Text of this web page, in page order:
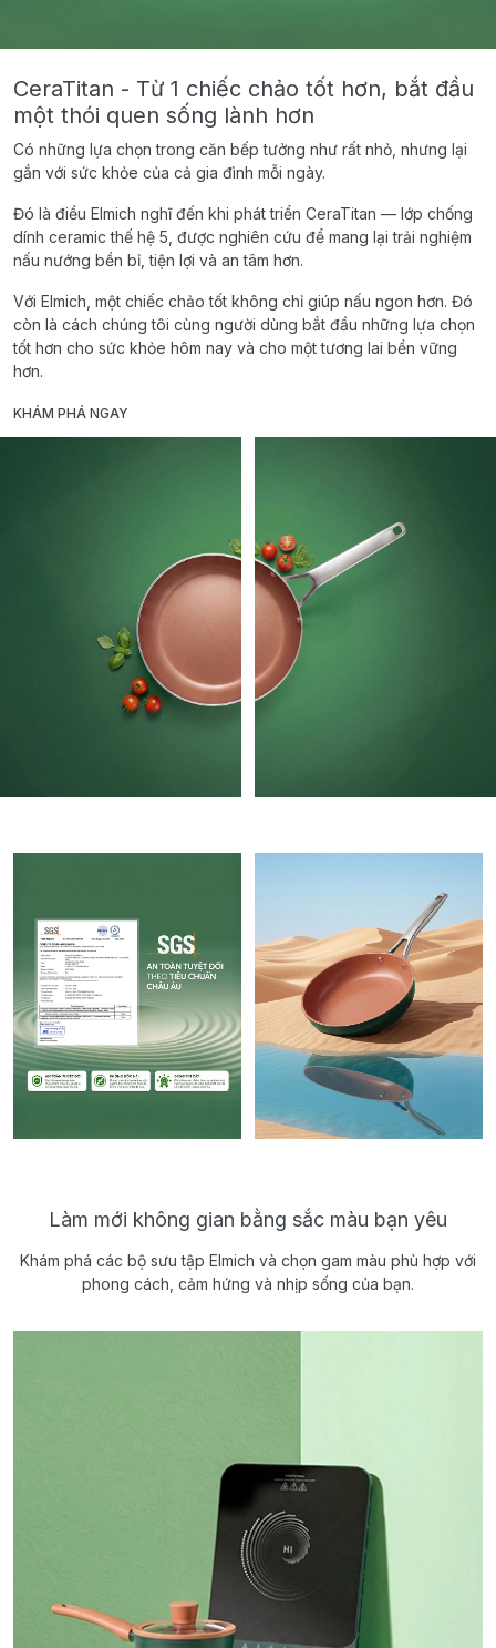
CeraTitan - Từ 1 chiếc chảo tốt hơn, bắt đầu
một thói quen sống lành hơn
Có những lựa chọn trong căn bếp tưởng như rất nhỏ, nhưng lại
gắn với sức khỏe của cả gia đình mỗi ngày.
Đó là điều Elmich nghĩ đến khi phát triển CeraTitan — lớp chống
dính ceramic thế hệ 5, được nghiên cứu để mang lại trải nghiệm
nấu nướng bền bỉ, tiện lợi và an tâm hơn.
Với Elmich, một chiếc chảo tốt không chỉ giúp nấu ngon hơn. Đó
còn là cách chúng tôi cùng người dùng bắt đầu những lựa chọn
tốt hơn cho sức khỏe hôm nay và cho một tương lai bền vững
hơn.
KHÁM PHÁ NGAY
Làm mới không gian bằng sắc màu bạn yêu
Khám phá các bộ sưu tập Elmich và chọn gam màu phù hợp với
phong cách, cảm hứng và nhịp sống của bạn.